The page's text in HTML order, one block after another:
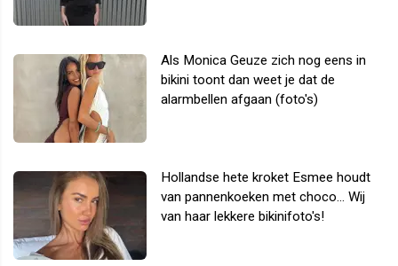
Als Monica Geuze zich nog eens in
bikini toont dan weet je dat de
alarmbellen afgaan (foto's)
Hollandse hete kroket Esmee houdt
van pannenkoeken met choco... Wij
van haar lekkere bikinifoto's!